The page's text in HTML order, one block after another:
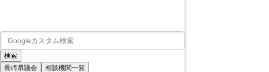
長崎県議会 相談機関一覧